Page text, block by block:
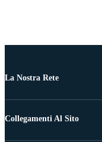
La Nostra Rete
Collegamenti Al Sito